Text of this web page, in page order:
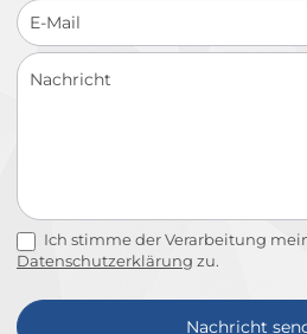
Ich stimme der Verarbeitung
Datenschutzerklärung zu.
Nachricht